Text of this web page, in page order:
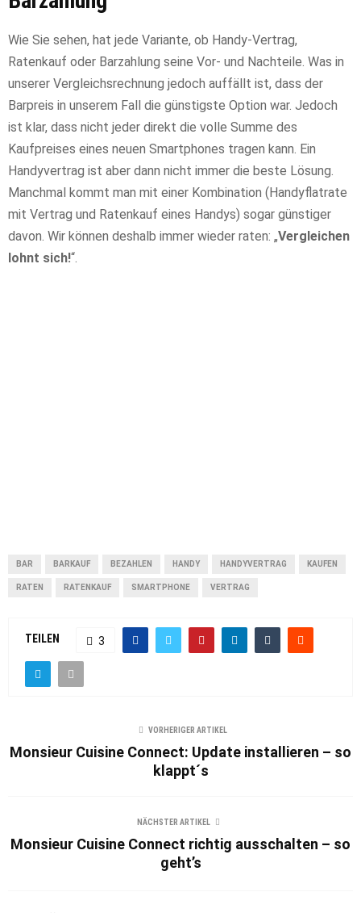
Wie Sie sehen, hat jede Variante, ob Handy-Vertrag,
Ratenkauf oder Barzahlung seine Vor- und Nachteile. Was in
unserer Vergleichsrechnung jedoch auffällt ist, dass der
Barpreis in unserem Fall die günstigste Option war. Jedoch
ist klar, dass nicht jeder direkt die volle Summe des
Kaufpreises eines neuen Smartphones tragen kann. Ein
Handyvertrag ist aber dann nicht immer die beste Lösung.
Manchmal kommt man mit einer Kombination (Handyflatrate
mit Vertrag und Ratenkauf eines Handys) sogar günstiger
davon. Wir können deshalb immer wieder raten: „Vergleichen
lohnt sich!“.
BAR BARKAUF BEZAHLEN HANDY HANDYVERTRAG KAUFEN
RATEN RATENKAUF SMARTPHONE VERTRAG
TEILEN 3
VORHERIGER ARTIKEL
Monsieur Cuisine Connect: Update installieren – so
klappt´s
NÄCHSTER ARTIKEL
Monsieur Cuisine Connect richtig ausschalten – so
geht’s